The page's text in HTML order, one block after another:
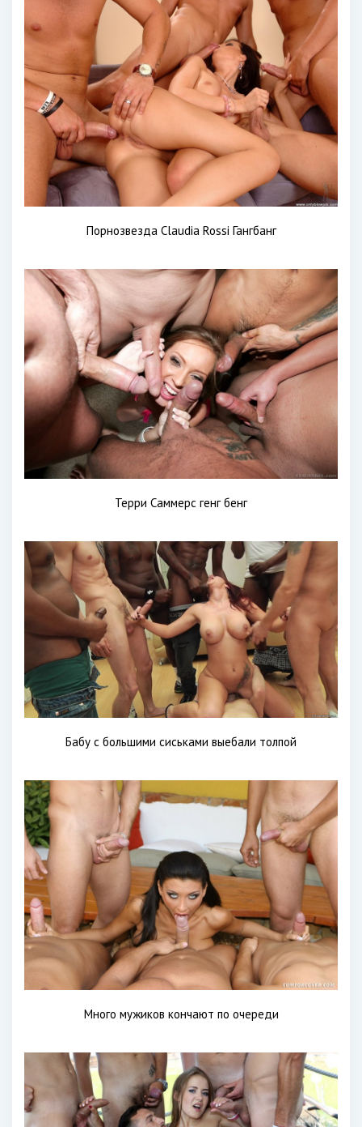
Порнозвезда Claudia Rossi Гангбанг
Терри Саммерс генг бенг
Бабу с большими сиськами выебали толпой
Много мужиков кончают по очереди